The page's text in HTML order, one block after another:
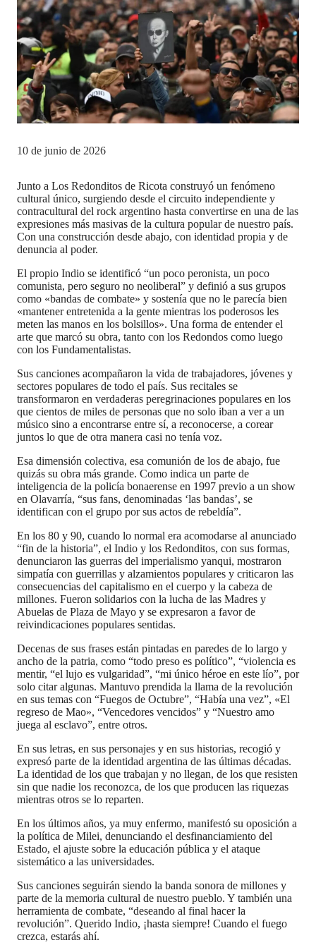
10 de junio de 2026
Junto a Los Redonditos de Ricota construyó un fenómeno
cultural único, surgiendo desde el circuito independiente y
contracultural del rock argentino hasta convertirse en una de las
expresiones más masivas de la cultura popular de nuestro país.
Con una construcción desde abajo, con identidad propia y de
denuncia al poder.
El propio Indio se identificó “un poco peronista, un poco
comunista, pero seguro no neoliberal” y definió a sus grupos
como «bandas de combate» y sostenía que no le parecía bien
«mantener entretenida a la gente mientras los poderosos les
meten las manos en los bolsillos». Una forma de entender el
arte que marcó su obra, tanto con los Redondos como luego
con los Fundamentalistas.
Sus canciones acompañaron la vida de trabajadores, jóvenes y
sectores populares de todo el país. Sus recitales se
transformaron en verdaderas peregrinaciones populares en los
que cientos de miles de personas que no solo iban a ver a un
músico sino a encontrarse entre sí, a reconocerse, a corear
juntos lo que de otra manera casi no tenía voz.
Esa dimensión colectiva, esa comunión de los de abajo, fue
quizás su obra más grande. Como indica un parte de
inteligencia de la policía bonaerense en 1997 previo a un show
en Olavarría, “sus fans, denominadas ‘las bandas’, se
identifican con el grupo por sus actos de rebeldía”.
En los 80 y 90, cuando lo normal era acomodarse al anunciado
“fin de la historia”, el Indio y los Redonditos, con sus formas,
denunciaron las guerras del imperialismo yanqui, mostraron
simpatía con guerrillas y alzamientos populares y criticaron las
consecuencias del capitalismo en el cuerpo y la cabeza de
millones. Fueron solidarios con la lucha de las Madres y
Abuelas de Plaza de Mayo y se expresaron a favor de
reivindicaciones populares sentidas.
Decenas de sus frases están pintadas en paredes de lo largo y
ancho de la patria, como “todo preso es político”, “violencia es
mentir, “el lujo es vulgaridad”, “mi único héroe en este lío”, por
solo citar algunas. Mantuvo prendida la llama de la revolución
en sus temas con “Fuegos de Octubre”, “Había una vez”, «El
regreso de Mao», “Vencedores vencidos” y “Nuestro amo
juega al esclavo”, entre otros.
En sus letras, en sus personajes y en sus historias, recogió y
expresó parte de la identidad argentina de las últimas décadas.
La identidad de los que trabajan y no llegan, de los que resisten
sin que nadie los reconozca, de los que producen las riquezas
mientras otros se lo reparten.
En los últimos años, ya muy enfermo, manifestó su oposición a
la política de Milei, denunciando el desfinanciamiento del
Estado, el ajuste sobre la educación pública y el ataque
sistemático a las universidades.
Sus canciones seguirán siendo la banda sonora de millones y
parte de la memoria cultural de nuestro pueblo. Y también una
herramienta de combate, “deseando al final hacer la
revolución”. Querido Indio, ¡hasta siempre! Cuando el fuego
crezca, estarás ahí.